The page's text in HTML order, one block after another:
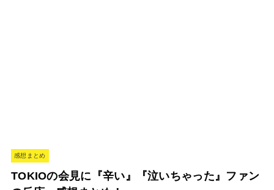
感想まとめ
TOKIOの会見に『辛い』『泣いちゃった』ファン